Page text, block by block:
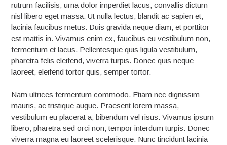
rutrum facilisis, urna dolor imperdiet lacus, convallis dictum
nisl libero eget massa. Ut nulla lectus, blandit ac sapien et,
lacinia faucibus metus. Duis gravida neque diam, et porttitor
est mattis in. Vivamus enim ex, faucibus eu vestibulum non,
fermentum et lacus. Pellentesque quis ligula vestibulum,
pharetra felis eleifend, viverra turpis. Donec quis neque
laoreet, eleifend tortor quis, semper tortor.
Nam ultrices fermentum commodo. Etiam nec dignissim
mauris, ac tristique augue. Praesent lorem massa,
vestibulum eu placerat a, bibendum vel risus. Vivamus ipsum
libero, pharetra sed orci non, tempor interdum turpis. Donec
viverra magna eu laoreet scelerisque. Nunc tincidunt lacinia